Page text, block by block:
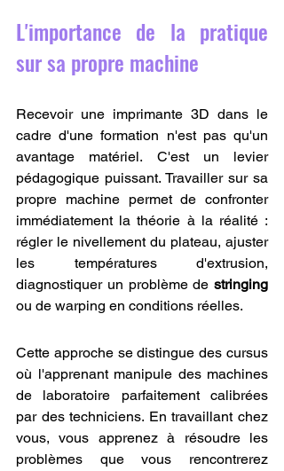
L'importance de la pratique
sur sa propre machine
Recevoir une imprimante 3D dans le
cadre d'une formation n'est pas qu'un
avantage matériel. C'est un levier
pédagogique puissant. Travailler sur sa
propre machine permet de confronter
immédiatement la théorie à la réalité :
régler le nivellement du plateau, ajuster
les températures d'extrusion,
diagnostiquer un problème de stringing
ou de warping en conditions réelles.
Cette approche se distingue des cursus
où l'apprenant manipule des machines
de laboratoire parfaitement calibrées
par des techniciens. En travaillant chez
vous, vous apprenez à résoudre les
problèmes que vous rencontrerez